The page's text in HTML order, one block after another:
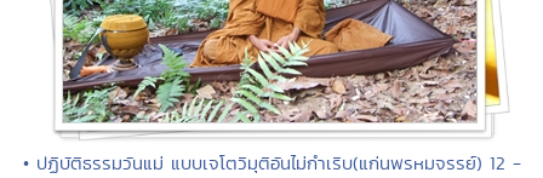
• ปฏิบัติธรรมวันแม่ แบบเจโตวิมุติอันไม่กำเริบ(แก่นพรหมจรรย์) 12 -